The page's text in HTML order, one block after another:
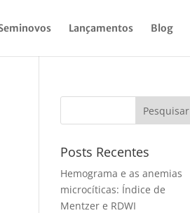
Lançamentos Blog
Pesquisar
Posts Recentes
Hemograma e as anemias
microcíticas: Índice de
Mentzer e RDWI